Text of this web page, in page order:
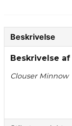
Beskrivelse
Beskrivelse
Clouser Minnow